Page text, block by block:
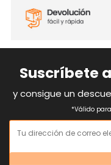
Suscríbete
y consigue un
*Válido